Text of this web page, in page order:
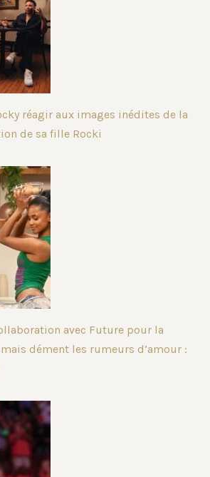
réagir aux images inédites de la
de sa fille Rocki
avec Future pour la
dément les rumeurs d’amour :